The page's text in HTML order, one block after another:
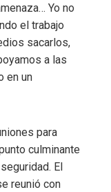
Yo no
el trabajo
sacarlos,
a las
en un
para
culminante
El
reunió con